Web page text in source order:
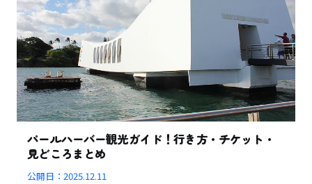
パールハーバー観光ガイド！行き方・チケット・
見どころまとめ
公開日：2025.12.11